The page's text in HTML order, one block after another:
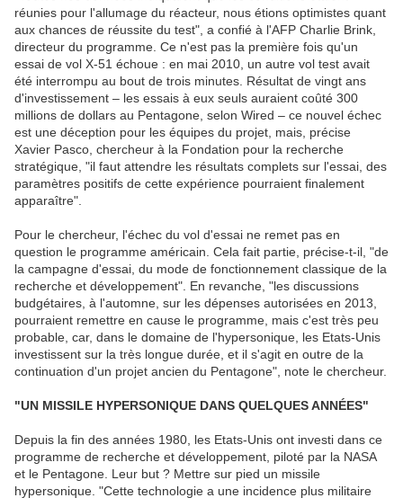
réunies pour l'allumage du réacteur, nous étions optimistes quant
aux chances de réussite du test", a confié à l'AFP Charlie Brink,
directeur du programme. Ce n'est pas la première fois qu'un
essai de vol X-51 échoue : en mai 2010, un autre vol test avait
été interrompu au bout de trois minutes. Résultat de vingt ans
d'investissement – les essais à eux seuls auraient coûté 300
millions de dollars au Pentagone, selon Wired – ce nouvel échec
est une déception pour les équipes du projet, mais, précise
Xavier Pasco, chercheur à la Fondation pour la recherche
stratégique, "il faut attendre les résultats complets sur l'essai, des
paramètres positifs de cette expérience pourraient finalement
apparaître".
Pour le chercheur, l'échec du vol d'essai ne remet pas en
question le programme américain. Cela fait partie, précise-t-il, "de
la campagne d'essai, du mode de fonctionnement classique de la
recherche et développement". En revanche, "les discussions
budgétaires, à l'automne, sur les dépenses autorisées en 2013,
pourraient remettre en cause le programme, mais c'est très peu
probable, car, dans le domaine de l'hypersonique, les Etats-Unis
investissent sur la très longue durée, et il s'agit en outre de la
continuation d'un projet ancien du Pentagone", note le chercheur.
"UN MISSILE HYPERSONIQUE DANS QUELQUES ANNÉES"
Depuis la fin des années 1980, les Etats-Unis ont investi dans ce
programme de recherche et développement, piloté par la NASA
et le Pentagone. Leur but ? Mettre sur pied un missile
hypersonique. "Cette technologie a une incidence plus militaire